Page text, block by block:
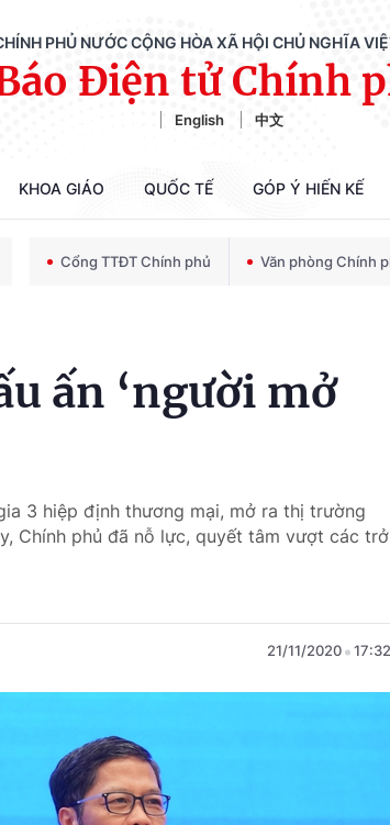
PHỦ NƯỚC CỘNG HÒA XÃ HỘI CHỦ NGHĨA
Điện tử Chính
English 中文
KHOA GIÁO QUỐC TẾ GÓP Ý HIẾN KẾ
xử lý các điểm nghẽn về chuyển đổi số
Cổng TTĐT Chính phủ Văn phòng Chính
ấn ‘người mở
3 hiệp định thương mại, mở ra thị trường
Chính phủ đã nỗ lực, quyết tâm vượt các trở
21/11/2020 17:32